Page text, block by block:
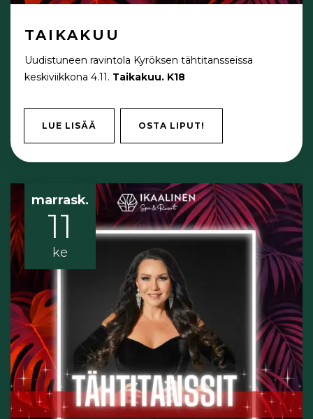
TAIKAKUU
Uudistuneen ravintola Kyröksen tähtitansseissa
keskiviikkona 4.11. Taikakuu. K18
LUE LISÄÄ OSTA LIPUT!
marrask.
11
ke